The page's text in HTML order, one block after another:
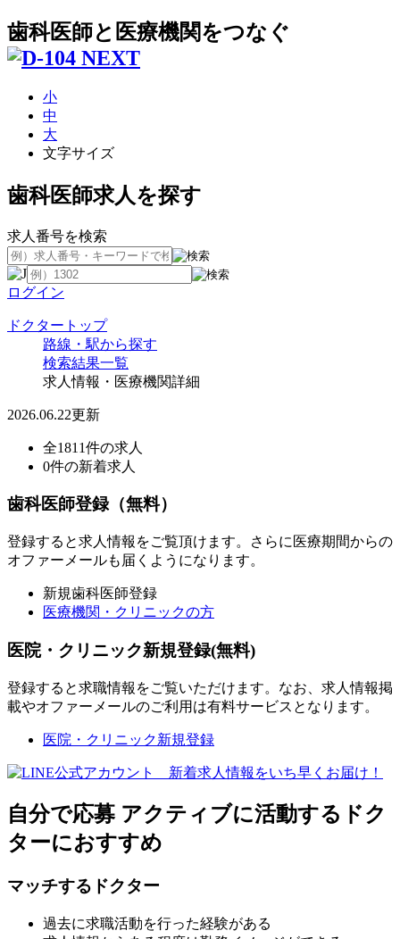
歯科医師と医療機関をつなぐ
小
中
大
文字サイズ
歯科医師求人を探す
求人番号を検索
ログイン
ドクタートップ
路線・駅から探す
検索結果一覧
求人情報・医療機関詳細
2026.06.22更新
全1811件の求人
0件の新着求人
歯科医師登録（無料）
登録すると求人情報をご覧頂けます。さらに医療期間からの
オファーメールも届くようになります。
新規歯科医師登録
医療機関・クリニックの方
医院・クリニック新規登録(無料)
登録すると求職情報をご覧いただけます。なお、求人情報掲
載やオファーメールのご利用は有料サービスとなります。
医院・クリニック新規登録
自分で応募 アクティブに活動するドク
ターにおすすめ
マッチするドクター
過去に求職活動を行った経験がある